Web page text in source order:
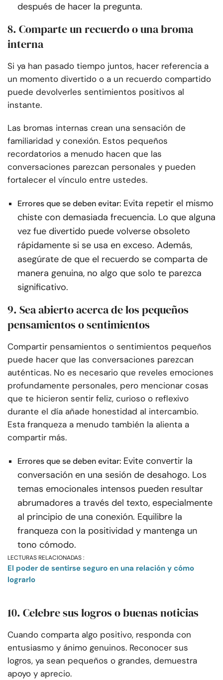
después de hacer la pregunta.
8. Comparte un recuerdo o una broma
interna
Si ya han pasado tiempo juntos, hacer referencia a
un momento divertido o a un recuerdo compartido
puede devolverles sentimientos positivos al
instante.
Las bromas internas crean una sensación de
familiaridad y conexión. Estos pequeños
recordatorios a menudo hacen que las
conversaciones parezcan personales y pueden
fortalecer el vínculo entre ustedes.
Errores que se deben evitar: Evita repetir el mismo
chiste con demasiada frecuencia. Lo que alguna
vez fue divertido puede volverse obsoleto
rápidamente si se usa en exceso. Además,
asegúrate de que el recuerdo se comparta de
manera genuina, no algo que solo te parezca
significativo.
9. Sea abierto acerca de los pequeños
pensamientos o sentimientos
Compartir pensamientos o sentimientos pequeños
puede hacer que las conversaciones parezcan
auténticas. No es necesario que reveles emociones
profundamente personales, pero mencionar cosas
que te hicieron sentir feliz, curioso o reflexivo
durante el día añade honestidad al intercambio.
Esta franqueza a menudo también la alienta a
compartir más.
Errores que se deben evitar: Evite convertir la
conversación en una sesión de desahogo. Los
temas emocionales intensos pueden resultar
abrumadores a través del texto, especialmente
al principio de una conexión. Equilibre la
franqueza con la positividad y mantenga un
tono cómodo.
LECTURAS RELACIONADAS :
El poder de sentirse seguro en una relación y cómo
lograrlo
10. Celebre sus logros o buenas noticias
Cuando comparta algo positivo, responda con
entusiasmo y ánimo genuinos. Reconocer sus
logros, ya sean pequeños o grandes, demuestra
apoyo y aprecio.